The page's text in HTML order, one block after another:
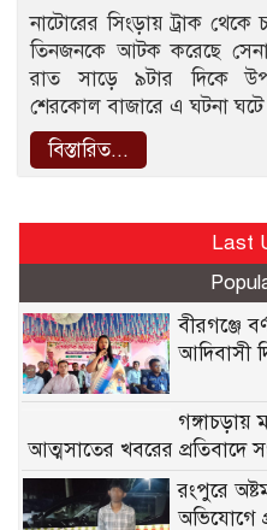
নাটোরের সিংড়ায় ট্রাক থেকে
তিনজনকে আটক করেছে
রাত সাড়ে ৯টার দিকে
শেরকোল বাজারে এ ঘটনা
বিস্তারিত...
Last
বীরগঞ্জে
আদিবাসী
গঙ্গাচড়ায়
আত্মসাতের খবরের প্রতিবাদে
রংপুরে
অভিযোগে